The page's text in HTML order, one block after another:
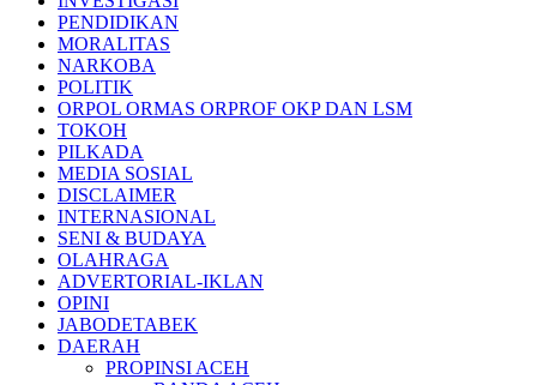
PENDIDIKAN
MORALITAS
NARKOBA
POLITIK
ORPOL ORMAS ORPROF OKP DAN LSM
TOKOH
PILKADA
MEDIA SOSIAL
DISCLAIMER
INTERNASIONAL
SENI & BUDAYA
OLAHRAGA
ADVERTORIAL-IKLAN
OPINI
JABODETABEK
DAERAH
PROPINSI ACEH